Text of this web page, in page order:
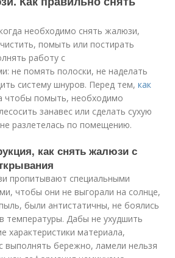
необходимо снять жалюзи,
помыть или постирать
работу с
не помять полоски, не наделать
систему шнуров. Перед тем,как
чтобы помыть, необходимо
занавес или сделать сухую
разлетелась по помещению.
как снять жалюзи с
пропитывают специальными
чтобы они не выгорали на солнце,
были антистатичны, не боялись
температуры. Дабы не ухудшить
характеристики материала,
выполнять бережно, ламели нельзя